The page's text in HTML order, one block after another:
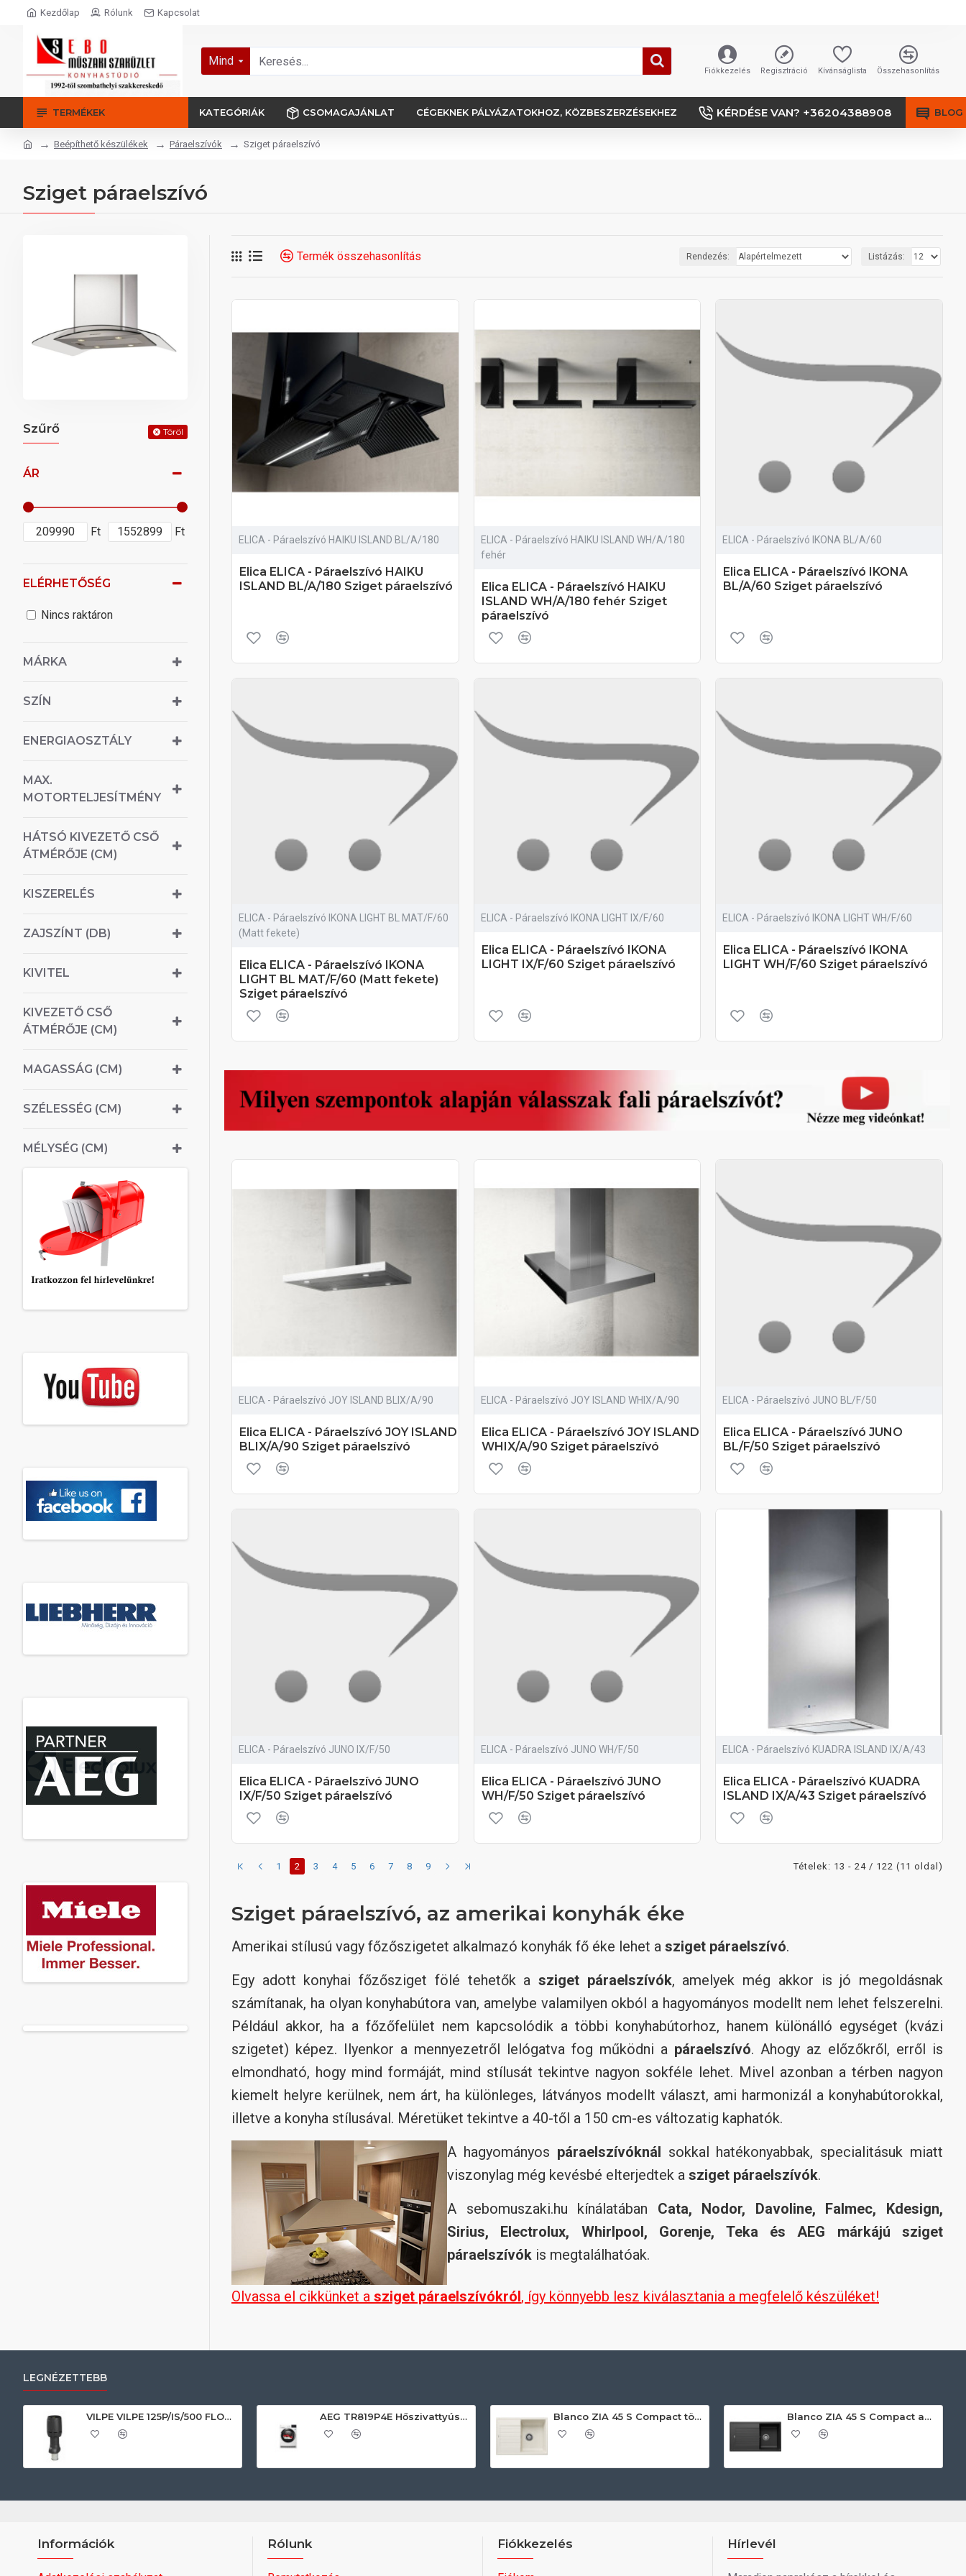
Kezdőlap Rólunk Kapcsolat
Mind
Fiókkezelés Regisztráció Kívánságlista Összehasonlítás
TERMÉKEK KATEGÓRIÁK CSOMAGAJÁNLAT CÉGEKNEK PÁLYÁZATOKHOZ, KÖZBESZERZÉSEKHEZ KÉRDÉSE VAN? +36204388908 BLOG
Beépíthető készülékek Páraelszívók Sziget páraelszívó
Sziget páraelszívó
Szűrő Töröl
ÁR
Ft Ft
MÁRKA
SZÍN
ENERGIAOSZTÁLY
MAX.
MOTORTELJESÍTMÉNY
HÁTSÓ KIVEZETŐ CSŐ
ÁTMÉRŐJE (CM)
KISZERELÉS
ZAJSZÍNT (DB)
KIVITEL
KIVEZETŐ CSŐ
ÁTMÉRŐJE (CM)
MAGASSÁG (CM)
SZÉLESSÉG (CM)
MÉLYSÉG (CM)
ELÉRHETŐSÉG
Nincs raktáron
Termék összehasonlítás Rendezés: Listázás:
ELICA - Páraelszívó HAIKU ISLAND BL/A/180
Elica ELICA - Páraelszívó HAIKU
ISLAND BL/A/180 Sziget páraelszívó
ELICA - Páraelszívó HAIKU ISLAND WH/A/180
fehér
Elica ELICA - Páraelszívó HAIKU
ISLAND WH/A/180 fehér Sziget
páraelszívó
ELICA - Páraelszívó IKONA BL/A/60
Elica ELICA - Páraelszívó IKONA
BL/A/60 Sziget páraelszívó
ELICA - Páraelszívó IKONA LIGHT BL MAT/F/60
(Matt fekete)
Elica ELICA - Páraelszívó IKONA
LIGHT BL MAT/F/60 (Matt fekete)
Sziget páraelszívó
ELICA - Páraelszívó IKONA LIGHT IX/F/60
Elica ELICA - Páraelszívó IKONA
LIGHT IX/F/60 Sziget páraelszívó
ELICA - Páraelszívó IKONA LIGHT WH/F/60
Elica ELICA - Páraelszívó IKONA
LIGHT WH/F/60 Sziget páraelszívó
ELICA - Páraelszívó JOY ISLAND BLIX/A/90
Elica ELICA - Páraelszívó JOY ISLAND
BLIX/A/90 Sziget páraelszívó
ELICA - Páraelszívó JOY ISLAND WHIX/A/90
Elica ELICA - Páraelszívó JOY ISLAND
WHIX/A/90 Sziget páraelszívó
ELICA - Páraelszívó JUNO BL/F/50
Elica ELICA - Páraelszívó JUNO
BL/F/50 Sziget páraelszívó
ELICA - Páraelszívó JUNO IX/F/50
Elica ELICA - Páraelszívó JUNO
IX/F/50 Sziget páraelszívó
ELICA - Páraelszívó JUNO WH/F/50
Elica ELICA - Páraelszívó JUNO
WH/F/50 Sziget páraelszívó
ELICA - Páraelszívó KUADRA ISLAND IX/A/43
Elica ELICA - Páraelszívó KUADRA
ISLAND IX/A/43 Sziget páraelszívó
1 2 3 4 5 6 7 8 9 Tételek: 13 - 24 / 122 (11 oldal)
Sziget páraelszívó, az amerikai konyhák éke
Amerikai stílusú vagy főzőszigetet alkalmazó konyhák fő éke lehet a sziget páraelszívó.
Egy adott konyhai főzősziget fölé tehetők a sziget páraelszívók, amelyek még akkor is jó megoldásnak
számítanak, ha olyan konyhabútora van, amelybe valamilyen okból a hagyományos modellt nem lehet felszerelni.
Például akkor, ha a főzőfelület nem kapcsolódik a többi konyhabútorhoz, hanem különálló egységet (kvázi
szigetet) képez. Ilyenkor a mennyezetről lelógatva fog működni a páraelszívó. Ahogy az előzőkről, erről is
elmondható, hogy mind formáját, mind stílusát tekintve nagyon sokféle lehet. Mivel azonban a térben nagyon
kiemelt helyre kerülnek, nem árt, ha különleges, látványos modellt választ, ami harmonizál a konyhabútorokkal,
illetve a konyha stílusával. Méretüket tekintve a 40-től a 150 cm-es változatig kaphatók.
A hagyományos páraelszívóknál sokkal hatékonyabbak, specialitásuk miatt
viszonylag még kevésbé elterjedtek a sziget páraelszívók.
A sebomuszaki.hu kínálatában Cata, Nodor, Davoline, Falmec, Kdesign,
Sirius, Electrolux, Whirlpool, Gorenje, Teka és AEG márkájú sziget
páraelszívók is megtalálhatóak.
Olvassa el cikkünket a sziget páraelszívókról, így könnyebb lesz kiválasztania a megfelelő készüléket!
LEGNÉZETTEBB
VILPE VILPE 125P/IS/500 FLOW tetőszellőző, fekete Szellőztető ventilátor tartozékok AEG TR819P4E Hőszivattyús szárítógép Blanco ZIA 45 S Compact törtfehér exc.n. 527197 Gránit mosogatótálca Blanco ZIA 45 S Compact antracit exc.n 524721 Gránit mosogatótálca
Információk Rólunk Fiókkezelés Hírlevél